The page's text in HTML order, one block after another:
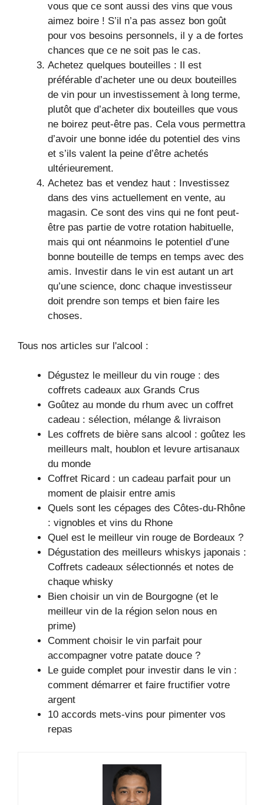
vous que ce sont aussi des vins que vous
aimez boire ! S’il n’a pas assez bon goût
pour vos besoins personnels, il y a de fortes
chances que ce ne soit pas le cas.
Achetez quelques bouteilles : Il est
préférable d’acheter une ou deux bouteilles
de vin pour un investissement à long terme,
plutôt que d’acheter dix bouteilles que vous
ne boirez peut-être pas. Cela vous permettra
d’avoir une bonne idée du potentiel des vins
et s’ils valent la peine d’être achetés
ultérieurement.
Achetez bas et vendez haut : Investissez
dans des vins actuellement en vente, au
magasin. Ce sont des vins qui ne font peut-
être pas partie de votre rotation habituelle,
mais qui ont néanmoins le potentiel d’une
bonne bouteille de temps en temps avec des
amis. Investir dans le vin est autant un art
qu’une science, donc chaque investisseur
doit prendre son temps et bien faire les
choses.
Tous nos articles sur l'alcool :
Dégustez le meilleur du vin rouge : des
coffrets cadeaux aux Grands Crus
Goûtez au monde du rhum avec un coffret
cadeau : sélection, mélange & livraison
Les coffrets de bière sans alcool : goûtez les
meilleurs malt, houblon et levure artisanaux
du monde
Coffret Ricard : un cadeau parfait pour un
moment de plaisir entre amis
Quels sont les cépages des Côtes-du-Rhône
: vignobles et vins du Rhone
Quel est le meilleur vin rouge de Bordeaux ?
Dégustation des meilleurs whiskys japonais :
Coffrets cadeaux sélectionnés et notes de
chaque whisky
Bien choisir un vin de Bourgogne (et le
meilleur vin de la région selon nous en
prime)
Comment choisir le vin parfait pour
accompagner votre patate douce ?
Le guide complet pour investir dans le vin :
comment démarrer et faire fructifier votre
argent
10 accords mets-vins pour pimenter vos
repas